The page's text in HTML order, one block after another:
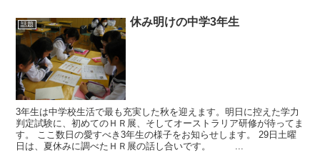
話題 休み明けの中学3年生
3年生は中学校生活で最も充実した秋を迎えます。明日に控えた学力
判定試験に、初めてのＨＲ展、そしてオーストラリア研修が待ってま
す。 ここ数日の愛すべき3年生の様子をお知らせします。 29日土曜
日は、夏休みに調べたＨＲ展の話し合いです。 ...